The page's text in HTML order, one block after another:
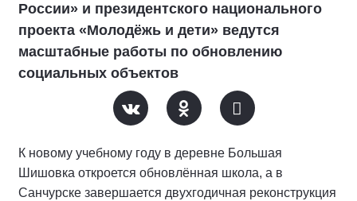
России» и президентского национального
проекта «Молодёжь и дети» ведутся
масштабные работы по обновлению
социальных объектов
К новому учебному году в деревне Большая
Шишовка откроется обновлённая школа, а в
Санчурске завершается двухгодичная реконструкция